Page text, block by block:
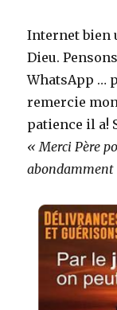
Internet bien
Dieu.
WhatsApp …
remercie
patience il a!
« Merci Père
abondamment